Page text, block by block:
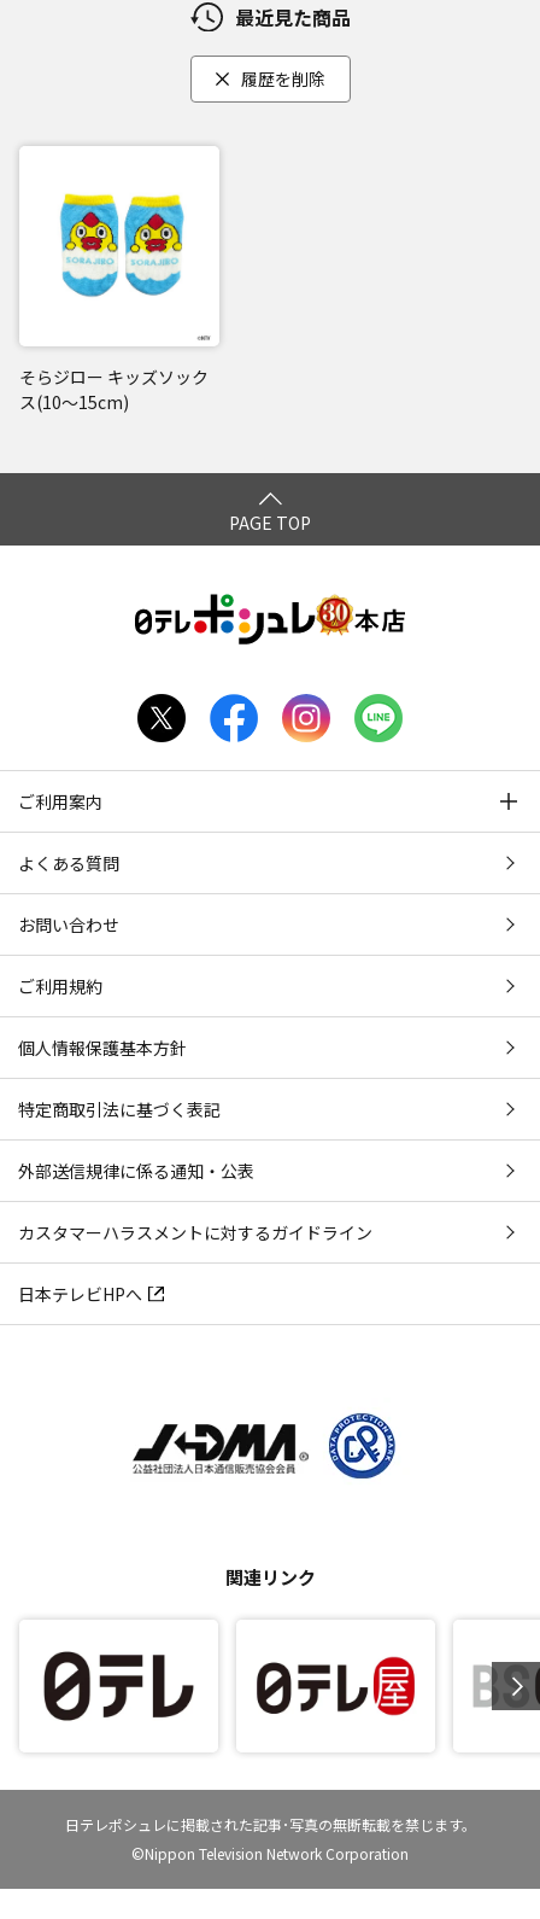
最近見た商品
履歴を削除
そらジロー キッズソック
ス(10～15cm)
PAGE TOP
ご利用案内
よくある質問
お問い合わせ
ご利用規約
個人情報保護基本方針
特定商取引法に基づく表記
外部送信規律に係る通知・公表
カスタマーハラスメントに対するガイドライン
日本テレビHPへ
関連リンク
日テレポシュレに掲載された記事･写真の無断転載を禁じます。
©Nippon Television Network Corporation